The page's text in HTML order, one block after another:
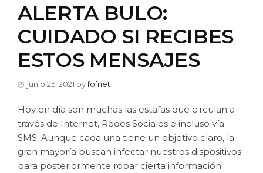
ALERTA BULO:
CUIDADO SI RECIBES
ESTOS MENSAJES
junio 25, 2021 byfofnet
Hoy en día son muchas las estafas que circulan a
través de Internet, Redes Sociales e incluso vía
SMS. Aunque cada una tiene un objetivo claro, la
gran mayoría buscan infectar nuestros dispositivos
para posteriormente robar cierta información